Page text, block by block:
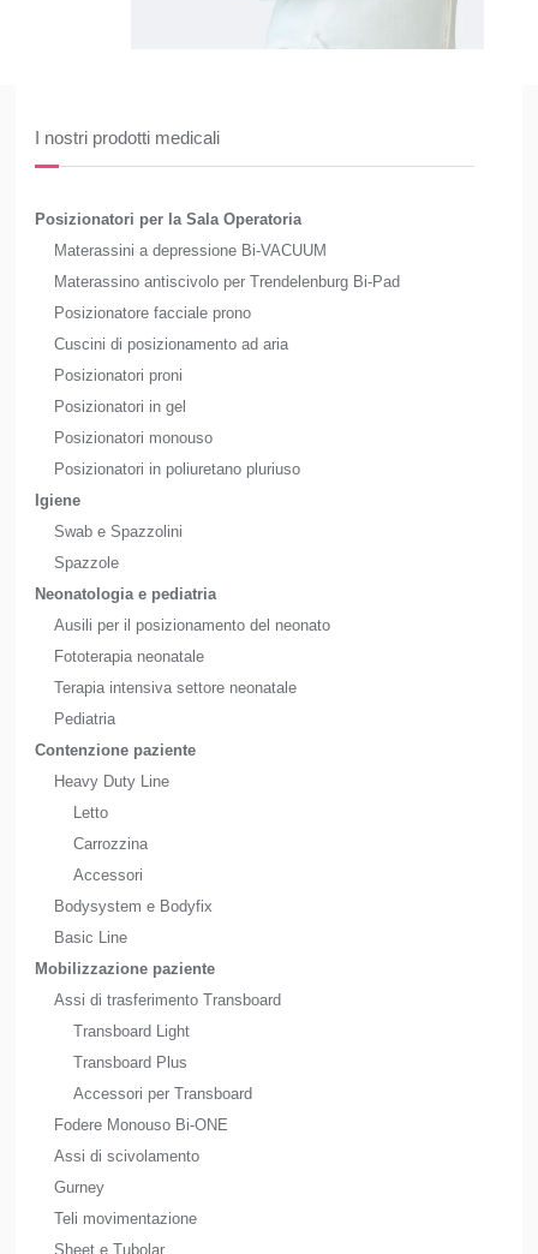
I nostri prodotti medicali
Posizionatori per la Sala Operatoria
Materassini a depressione Bi-VACUUM
Materassino antiscivolo per Trendelenburg Bi-Pad
Posizionatore facciale prono
Cuscini di posizionamento ad aria
Posizionatori proni
Posizionatori in gel
Posizionatori monouso
Posizionatori in poliuretano pluriuso
Igiene
Swab e Spazzolini
Spazzole
Neonatologia e pediatria
Ausili per il posizionamento del neonato
Fototerapia neonatale
Terapia intensiva settore neonatale
Pediatria
Contenzione paziente
Heavy Duty Line
Letto
Carrozzina
Accessori
Bodysystem e Bodyfix
Basic Line
Mobilizzazione paziente
Assi di trasferimento Transboard
Transboard Light
Transboard Plus
Accessori per Transboard
Fodere Monouso Bi-ONE
Assi di scivolamento
Gurney
Teli movimentazione
Sheet e Tubolar